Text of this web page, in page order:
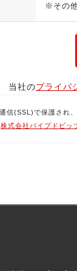
※その
当社のプライバ
信(SSL)で保護さ
株式会社パイプドビッ